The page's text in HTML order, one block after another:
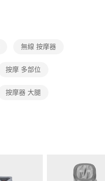
無線 按摩器
按摩 多部位
按摩器 大腿